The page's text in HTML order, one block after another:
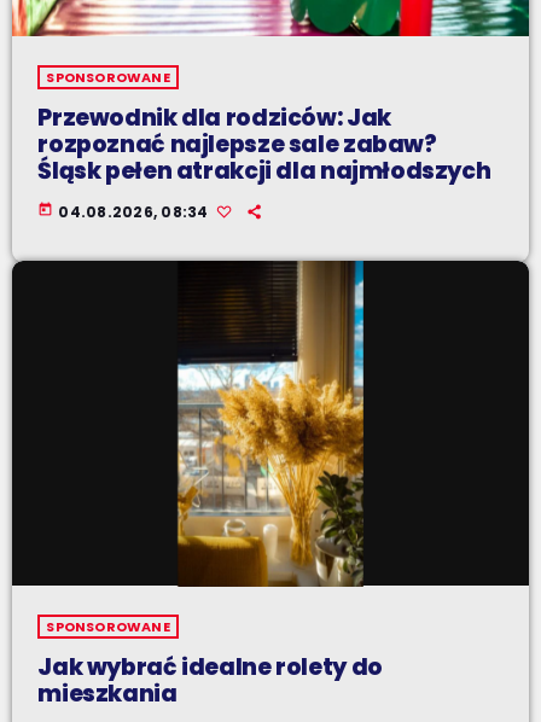
SPONSOROWANE
Przewodnik dla rodziców: Jak
rozpoznać najlepsze sale zabaw?
Śląsk pełen atrakcji dla najmłodszych
today 04.08.2026, 08:34
SPONSOROWANE
Jak wybrać idealne rolety do
mieszkania